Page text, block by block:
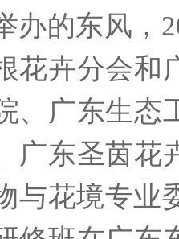
办的东风，
花卉分会和
广东生态
广东圣茵花
与花境专业